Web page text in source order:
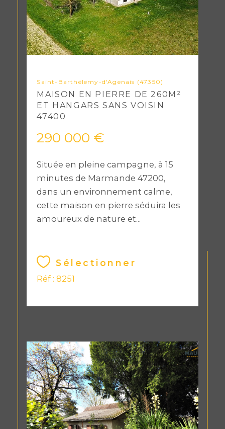
Saint-Barthélemy-d'Agenais (47350)
MAISON EN PIERRE DE 260M²
ET HANGARS SANS VOISIN
47400
290 000 €
Située en pleine campagne, à 15
minutes de Marmande 47200,
dans un environnement calme,
cette maison en pierre séduira les
amoureux de nature et...
Sélectionner
Réf : 8251